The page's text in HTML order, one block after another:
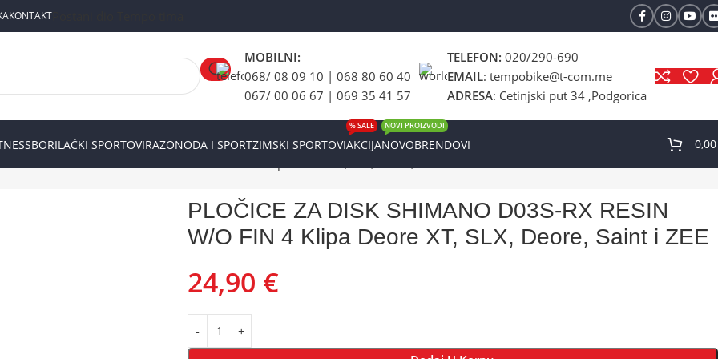
KONTAKT
MOBILNI:
068/ 08 09 10 | 068 80 60 40
067/ 00 06 67 | 069 35 41 57
TELEFON: 020/290-690
EMAIL: tempobike@t-com.me
ADRESA: Cetinjski put 34 ,Podgorica
BORILAČKI SPORTOVIRAZONODA I SPORTZIMSKI SPORTOVIAKCIJA
% SALE
NOVO
NOVI PROIZVODI
BRENDOVI
PLOČICE ZA DISK SHIMANO D03S-RX RESIN
W/O FIN 4 Klipa Deore XT, SLX, Deore, Saint i ZEE
24,90 €